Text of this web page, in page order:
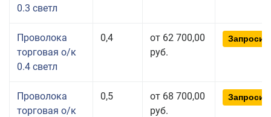
0.3 светл
Проволока
торговая о/к
0.4 светл
0,4
от 62 700,00
руб.
Проволока
торговая о/к
0,5
от 68 700,00
руб.